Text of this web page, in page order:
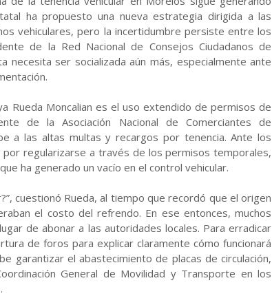
ha propuesto una nueva estrategia dirigida a las
vehiculares, pero la incertidumbre persiste entre los
de la Red Nacional de Consejos Ciudadanos de
necesita ser socializada aún más, especialmente ante
Rueda Moncalian es el uso extendido de permisos de
de la Asociación Nacional de Comerciantes de
a las altas multas y recargos por tenencia. Ante los
regularizarse a través de los permisos temporales,
ha generado un vacío en el control vehicular.
cuestionó Rueda, al tiempo que recordó que el origen
el costo del refrendo. En ese entonces, muchos
de abonar a las autoridades locales. Para erradicar
de foros para explicar claramente cómo funcionará
garantizar el abastecimiento de placas de circulación,
General de Movilidad y Transporte en los